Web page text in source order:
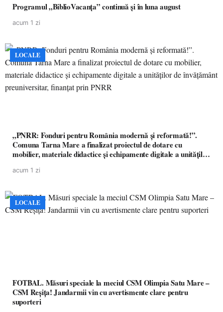
Programul „BiblioVacanța” continuă și în luna august
acum 1 zi
LOCALE
„PNRR: Fonduri pentru România modernă și reformată!”.
Comuna Tarna Mare a finalizat proiectul de dotare cu
mobilier, materiale didactice și echipamente digitale a unităților
acum 1 zi
LOCALE
FOTBAL. Măsuri speciale la meciul CSM Olimpia Satu Mare –
CSM Reșița! Jandarmii vin cu avertismente clare pentru
suporteri